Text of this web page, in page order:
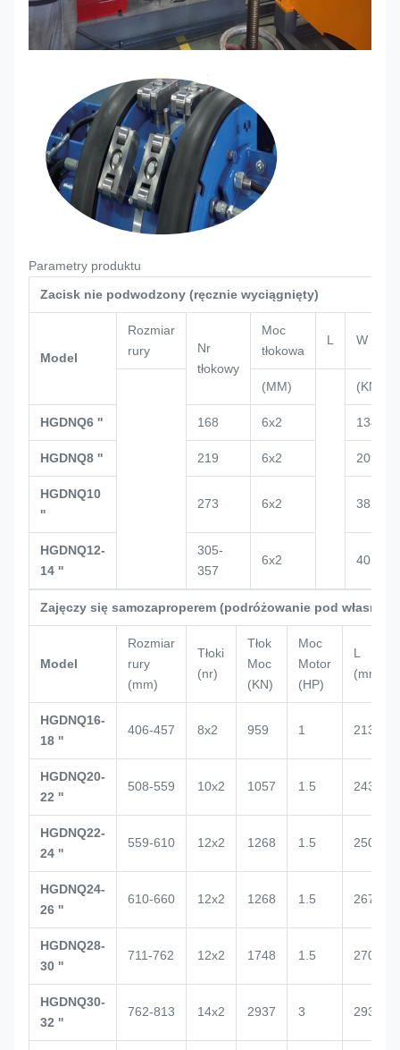
Parametry produktu
Zacisk nie podwodzony (ręcznie wyciągnięty)
Model
Rozmiar
rury
Nr
tłokowy
Moc
tłokowa
L W
(MM) (KN)
HGDNQ6 '' 168 6x2 134
HGDNQ8 '' 219 6x2 209
HGDNQ10
''
273 6x2 382
HGDNQ12-
14 ''
305-
357
6x2 405
Zajęczy się samozaproperem (podróżowanie pod własną
Model
Rozmiar
rury
(mm)
Tłoki
(nr)
Tłok
Moc
(KN)
Moc
Motor
(HP)
L
(mm)
HGDNQ16-
18 ''
406-457 8x2 959 1 2132
HGDNQ20-
22 ''
508-559 10x2 1057 1.5 2434
HGDNQ22-
24 ''
559-610 12x2 1268 1.5 2500
HGDNQ24-
26 ''
610-660 12x2 1268 1.5 2672
HGDNQ28-
30 ''
711-762 12x2 1748 1.5 2700
HGDNQ30-
32 ''
762-813 14x2 2937 3 2938